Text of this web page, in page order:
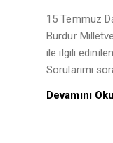
15 Temmuz
Burdur
ile ilgili
Sorularımı
Devamını Oku